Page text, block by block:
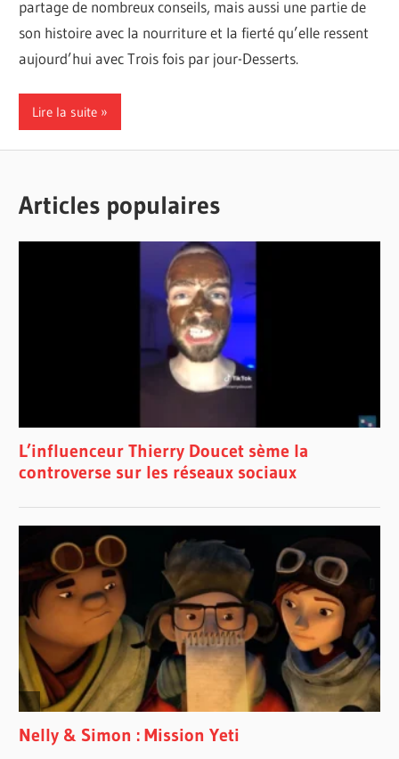
partage de nombreux conseils, mais aussi une partie de
son histoire avec la nourriture et la fierté qu’elle ressent
aujourd’hui avec Trois fois par jour-Desserts.
Lire la suite
Articles populaires